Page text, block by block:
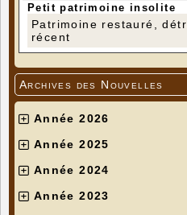
Petit patrimoine insolite
Patrimoine restauré,
récent
Archives des Nouvelles
Année 2026
Année 2025
Année 2024
Année 2023